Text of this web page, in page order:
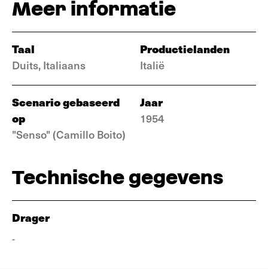
Meer informatie
Taal
Duits, Italiaans
Productielanden
Italië
Scenario gebaseerd
op
"Senso" (Camillo Boito)
Jaar
1954
Technische gegevens
Drager
-